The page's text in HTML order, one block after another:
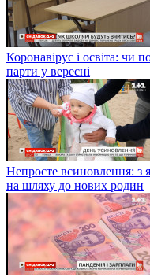
Коронавірус і освіта: чи
парти у вересні
Непросте всиновлення: з
на шляху до нових родин